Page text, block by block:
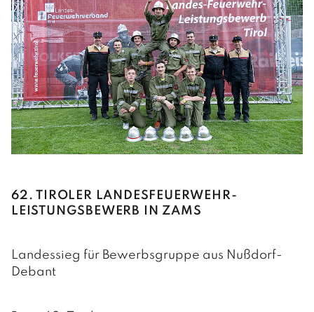
62. TIROLER LANDESFEUERWEHR-
LEISTUNGSBEWERB IN ZAMS
Landessieg für Bewerbsgruppe aus Nußdorf-
Debant